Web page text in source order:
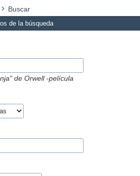
Buscar
de la búsqueda
de Orwell -película